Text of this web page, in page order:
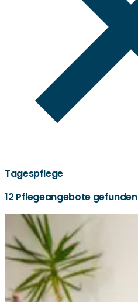
Tagespflege
12 Pflegeangebote gefunden